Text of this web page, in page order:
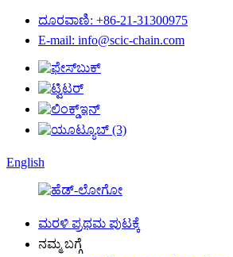
ದೂರವಾಣಿ: +86-21-31300975
E-mail: info@scic-chain.com
English
ಮರಳಿ ಪ್ರಥಮ ಪುಟಕ್ಕೆ
ನಮ್ಮ ಬಗ್ಗೆ